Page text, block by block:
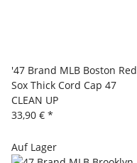
'47 Brand MLB Boston Red
Sox Thick Cord Cap 47
CLEAN UP
33,90 € *
Auf Lager